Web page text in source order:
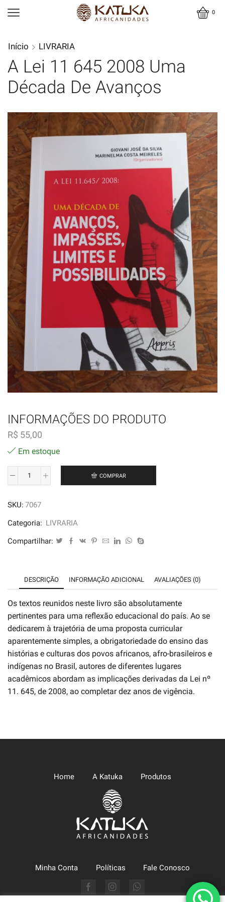
0
Início LIVRARIA
A Lei 11 645 2008 Uma
Década De Avanços
INFORMAÇÕES DO PRODUTO
R$ 55,00
Em estoque
11
645
Avanços
quantidade
COMPRAR
SKU: 7067
Categoria: LIVRARIA
Compartilhar:
DESCRIÇÃO INFORMAÇÃO ADICIONAL AVALIAÇÕES (0)
Os textos reunidos neste livro são absolutamente
pertinentes para uma reflexão educacional do país. Ao se
dedicarem à trajetória de uma proposta curricular
aparentemente simples, a obrigatoriedade do ensino das
histórias e culturas dos povos africanos, afro-brasileiros e
indígenas no Brasil, autores de diferentes lugares
acadêmicos abordam as implicações derivadas da Lei nº
11. 645, de 2008, ao completar dez anos de vigência.
Home A Katuka Produtos
Minha Conta Políticas Fale Conosco
FacebookInstagramWhatsapp